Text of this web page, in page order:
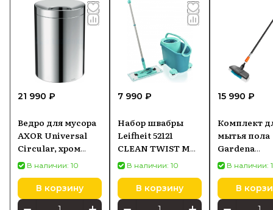
21 990 ₽
Ведро для мусора
AXOR Universal
Circular, хром
42872000
В наличии: 10
В корзину
7 990 ₽
Набор швабры
Leifheit 52121
CLEAN TWIST M
ErgoВ наличии: 10
В корзину
15 990 ₽
Комплект
мытья пола
Gardena
Cleansystem
(18828-20)
В наличии:
В